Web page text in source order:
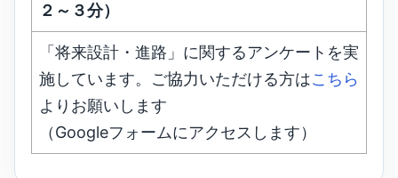
２～３分）
「将来設計・進路」に関するアンケートを実
施しています。ご協力いただける方はこちら
よりお願いします
（Googleフォームにアクセスします）